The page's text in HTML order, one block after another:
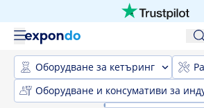
Оборудване за кетъринг
Оборудване и консумативи за